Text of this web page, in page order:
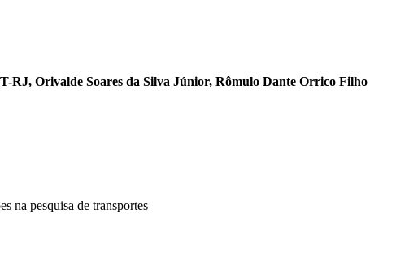
RJ, Orivalde Soares da Silva Júnior, Rômulo Dante Orrico Filho
na pesquisa de transportes